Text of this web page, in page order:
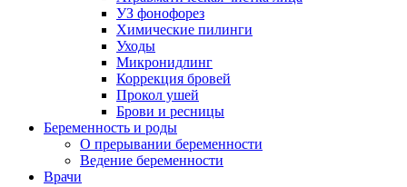
УЗ фонофорез
Химические пилинги
Уходы
Микронидлинг
Коррекция бровей
Прокол ушей
Брови и ресницы
Беременность и роды
О прерывании беременности
Ведение беременности
Врачи